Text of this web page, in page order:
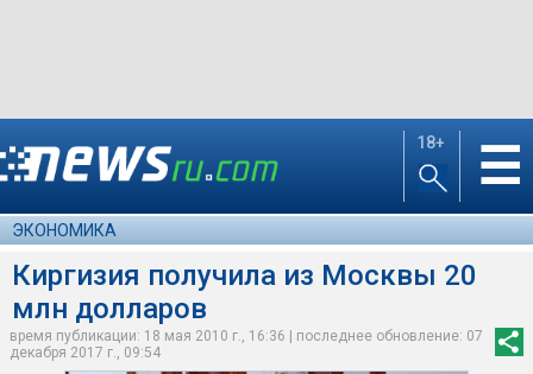
18+ ☰
ЭКОНОМИКА
Киргизия получила из Москвы 20
млн долларов
время публикации: 18 мая 2010 г., 16:36 | последнее обновление: 07
декабря 2017 г., 09:54